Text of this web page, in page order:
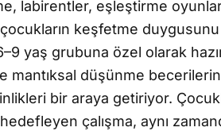
labirentler, eşleştirme
keşfetme duygusunu
yaş grubuna özel olarak
mantıksal düşünme
bir araya getiriyor.
hedefleyen çalışma, aynı